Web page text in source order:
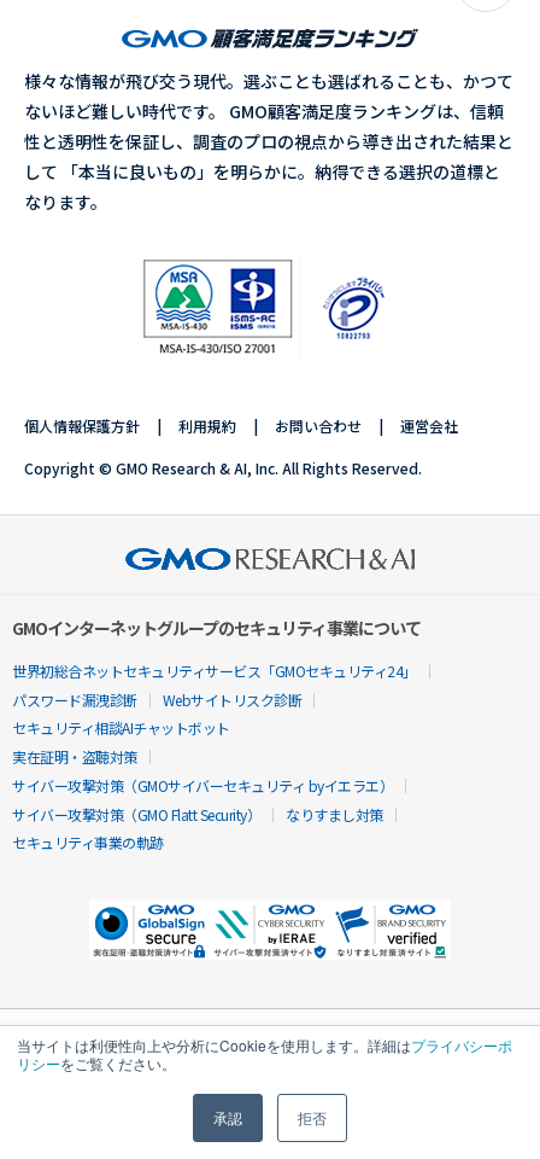
当サイトは利便性向上や分析にCookieを使用します。詳細はプライバシーポ
リシーをご覧ください。
承認 拒否
様々な情報が飛び交う現代。選ぶことも選ばれることも、かつて
ないほど難しい時代です。 GMO顧客満足度ランキングは、信頼
性と透明性を保証し、調査のプロの視点から導き出された結果と
して 「本当に良いもの」を明らかに。納得できる選択の道標と
なります。
個人情報保護方針 利用規約 お問い合わせ 運営会社
Copyright © GMO Research & AI, Inc. All Rights Reserved.
GMOインターネットグループのセキュリティ事業について
世界初総合ネットセキュリティサービス「GMOセキュリティ24」
パスワード漏洩診断
Webサイトリスク診断
セキュリティ相談AIチャットボット
実在証明・盗聴対策
サイバー攻撃対策（GMOサイバーセキュリティ byイエラエ）
サイバー攻撃対策（GMO Flatt Security）
なりすまし対策
セキュリティ事業の軌跡